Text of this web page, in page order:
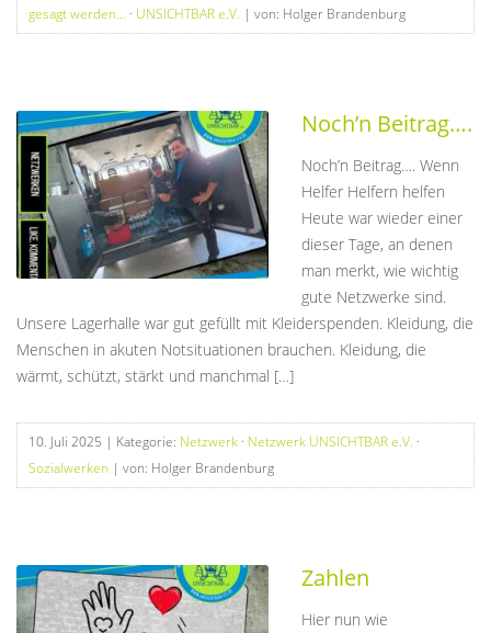
gesagt werden... · UNSICHTBAR e.V. | von: Holger Brandenburg
Noch’n Beitrag….
Noch’n Beitrag…. Wenn
Helfer Helfern helfen
Heute war wieder einer
dieser Tage, an denen
man merkt, wie wichtig
gute Netzwerke sind.
Unsere Lagerhalle war gut gefüllt mit Kleiderspenden. Kleidung, die
Menschen in akuten Notsituationen brauchen. Kleidung, die
wärmt, schützt, stärkt und manchmal […]
10. Juli 2025 | Kategorie: Netzwerk · Netzwerk UNSICHTBAR e.V. ·
Sozialwerken | von: Holger Brandenburg
Zahlen
Hier nun wie